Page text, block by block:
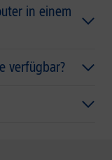
in einem
verfügbar?